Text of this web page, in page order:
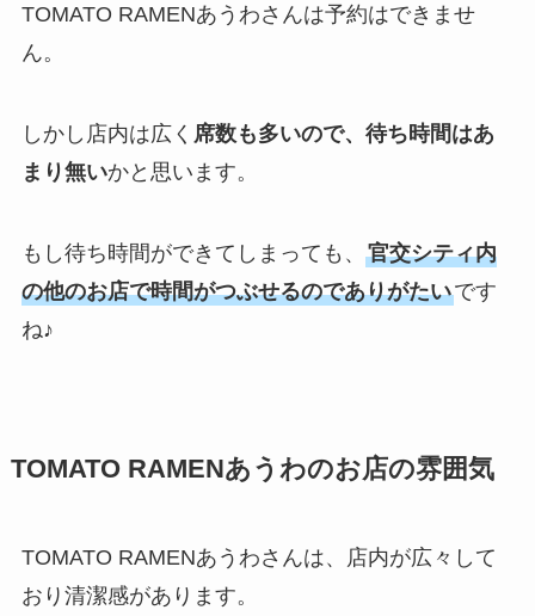
TOMATO RAMENあうわさんは予約はできませ
ん。
しかし店内は広く 席数も多いので、待ち時間はあ
まり無いかと思います。
もし待ち時間ができてしまっても、 官交シティ内
の他のお店で時間がつぶせるのでありがたいです
ね♪
TOMATO RAMENあうわのお店の雰囲気
TOMATO RAMENあうわさんは、店内が広々して
おり清潔感があります。